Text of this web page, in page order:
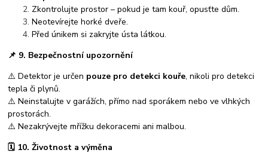
Zkontrolujte prostor – pokud je tam kouř, opusťte dům.
Neotevírejte horké dveře.
Před únikem si zakryjte ústa látkou.
📌 9. Bezpečnostní upozornění
⚠️ Detektor je určen pouze pro detekci kouře, nikoli pro detekci
tepla či plynů.
⚠️ Neinstalujte v garážích, přímo nad sporákem nebo ve vlhkých
prostorách.
⚠️ Nezakrývejte mřížku dekoracemi ani malbou.
🗓️ 10. Životnost a výměna